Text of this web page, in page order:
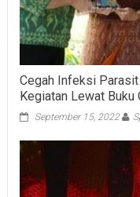
Cegah Infeksi Parasit
Kegiatan Lewat
September 15, 2022